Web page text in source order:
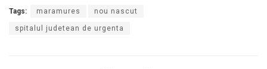
Tags: maramures nou nascut
spitalul judetean de urgenta